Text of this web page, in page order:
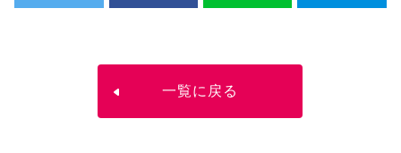
一覧に戻る